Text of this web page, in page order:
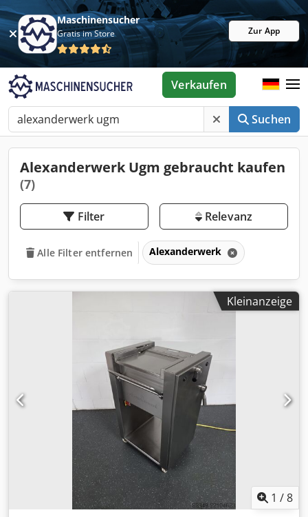
Maschinensucher
Gratis im Store Zur App
Suchen
Verkaufen
Alexanderwerk Ugm gebraucht kaufen
(7)
Filter Relevanz
Alle Filter entfernen Alexanderwerk
Kleinanzeige
1 /8